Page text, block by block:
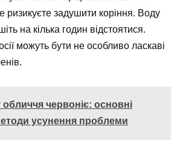
ризикуєте задушити коріння. Воду
на кілька годин відстоятися.
можуть бути не особливо ласкаві
червоніє: основні
усунення проблеми